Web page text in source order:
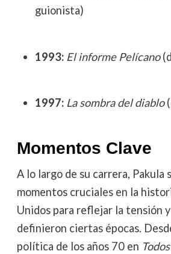
guionista)
1993: El informe Pelícano
1997: La sombra del diablo
Momentos Clave
A lo largo de su carrera, Pakula
momentos cruciales en la
Unidos para reflejar la tensión
definieron ciertas épocas.
política de los años 70 en